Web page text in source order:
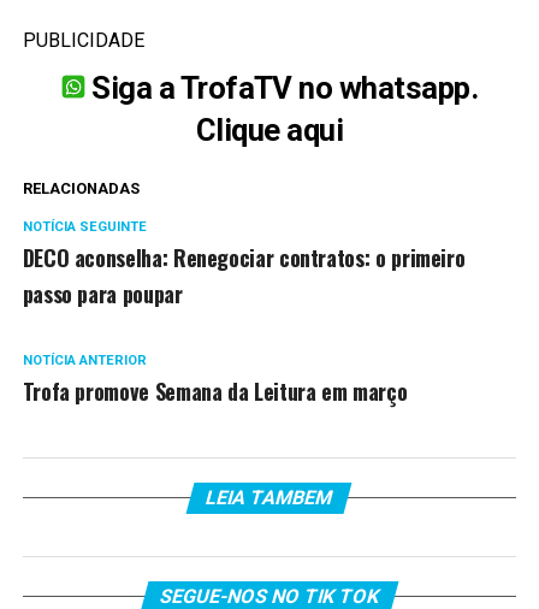
PUBLICIDADE
Siga a TrofaTV no whatsapp.
Clique aqui
RELACIONADAS
NOTÍCIA SEGUINTE
DECO aconselha: Renegociar contratos: o primeiro
passo para poupar
NOTÍCIA ANTERIOR
Trofa promove Semana da Leitura em março
LEIA TAMBEM
SEGUE-NOS NO TIK TOK